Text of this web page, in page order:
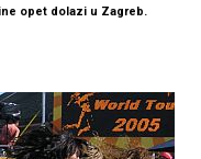
opet dolazi u Zagreb.